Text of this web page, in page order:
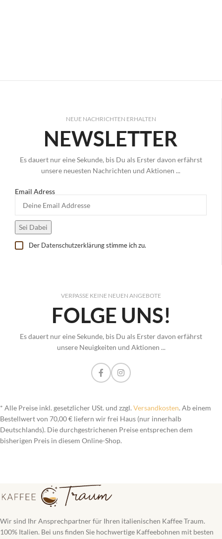
NEUE NACHRICHTEN ERHALTEN
NEWSLETTER
Es dauert nur eine Sekunde, bis Du als Erster davon erfährst
unsere neuesten Nachrichten und Aktionen ...
Email Adress
Der Datenschutzerklärungstimme ich zu.
VERPASSE KEINE NEUEN ANGEBOTE
FOLGE UNS!
Es dauert nur eine Sekunde, bis Du als Erster davon erfährst
unsere Neuigkeiten und Aktionen ...
* Alle Preise inkl. gesetzlicher USt. und zzgl.Versandkosten. Ab einem
Bestellwert von 70,00 € liefern wir frei Haus (nur innerhalb
Deutschlands). Die durchgestrichenen Preise entsprechen dem
bisherigen Preis in diesem Online-Shop.
Wir sind Ihr Ansprechpartner für Ihren italienischen Kaffee Traum.
100% Italien. Bei uns finden Sie hochwertige Kaffeebohnen mit besten